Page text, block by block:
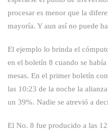
procesar es menor que la
mayoría. Y aun así no puede
El ejemplo lo brinda el
en el boletín 8 cuando se había
mesas. En el primer boletín
las 10:23 de la noche la
un 39%. Nadie se atrevió a
El No. 8 fue producido a las